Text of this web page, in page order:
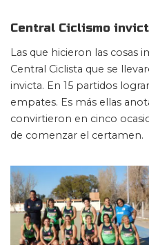
Central Ciclismo
Las que hicieron las cosas
Central Ciclista que se
invicta. En 15 partidos
empates. Es más ellas
convirtieron en cinco
de comenzar el certamen.